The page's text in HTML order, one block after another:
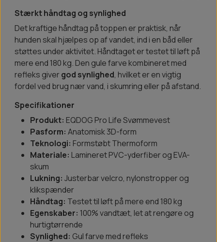
Stærkt håndtag og synlighed
Det kraftige håndtag på toppen er praktisk, når
hunden skal hjælpes op af vandet, ind i en båd eller
støttes under aktivitet. Håndtaget er testet til løft på
mere end 180 kg. Den gule farve kombineret med
refleks givergod synlighed, hvilket er en vigtig
fordel ved brug nær vand, i skumring eller på afstand.
Specifikationer
Produkt: EQDOG Pro Life Svømmevest
Pasform: Anatomisk 3D-form
Teknologi: Formstøbt Thermoform
Materiale: Lamineret PVC-yderfiber og EVA-
skum
Lukning: Justerbar velcro, nylonstropper og
klikspænder
Håndtag: Testet til løft på mere end 180 kg
Egenskaber: 100% vandtæt, let at rengøre og
hurtigtørrende
Synlighed: Gul farve med refleks